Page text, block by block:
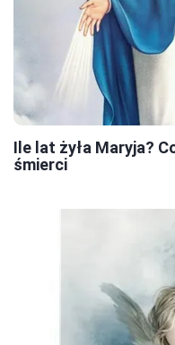
Ile lat żyła Maryja?
śmierci